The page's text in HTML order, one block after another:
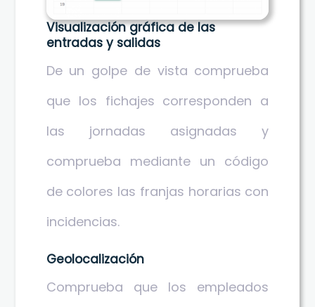
Visualización gráfica de las
entradas y salidas
De un golpe de vista comprueba
que los fichajes corresponden a
las jornadas asignadas y
comprueba mediante un código
de colores las franjas horarias con
incidencias.
Geolocalización
Comprueba que los empleados